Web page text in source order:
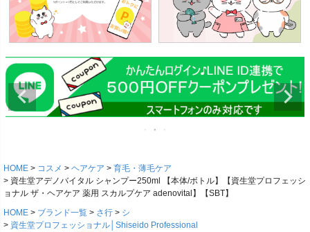
HOME コスメ ヘアケア
育毛・薄毛ケア
資生堂アデノバイタル シャンプー250ml 【本体/ボトル】【資生堂プロフェッシ
ョナル ザ・ヘアケア 薬用 スカルプケア adenovital】【SBT】
HOME
ブランド一覧 さ行
シ
資生堂プロフェッショナル│Shiseido Professional